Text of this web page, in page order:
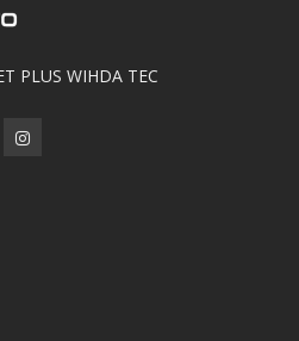
PLUS WIHDA TEC